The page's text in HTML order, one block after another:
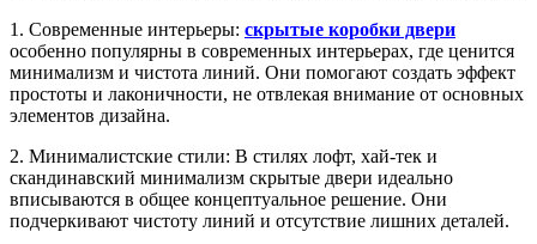
1. Современные интерьеры: скрытые коробки двери
особенно популярны в современных интерьерах, где ценится
минимализм и чистота линий. Они помогают создать эффект
простоты и лаконичности, не отвлекая внимание от основных
элементов дизайна.
2. Минималистские стили: В стилях лофт, хай-тек и
скандинавский минимализм скрытые двери идеально
вписываются в общее концептуальное решение. Они
подчеркивают чистоту линий и отсутствие лишних деталей.